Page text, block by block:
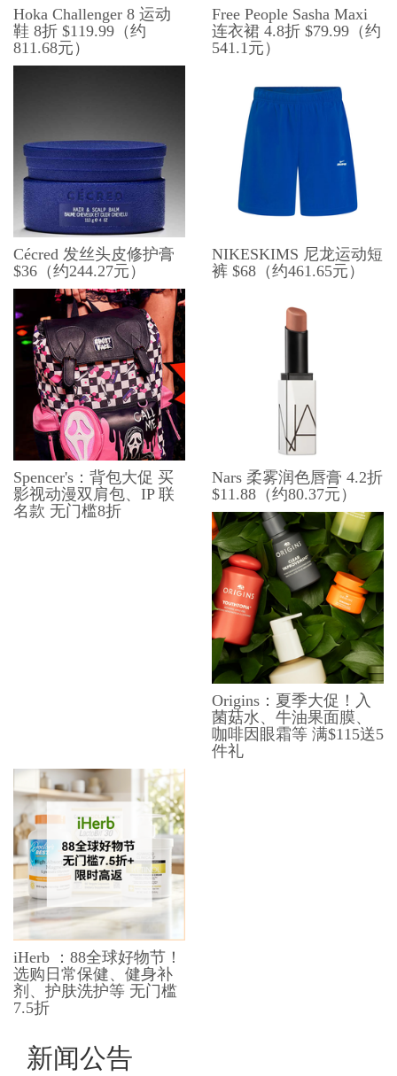
Hoka Challenger 8 运动
鞋 8折 $119.99（约
811.68元）
Free People Sasha Maxi
连衣裙 4.8折 $79.99（约
541.1元）
Cécred 发丝头皮修护膏
$36（约244.27元）
NIKESKIMS 尼龙运动短
裤 $68（约461.65元）
Spencer's：背包大促 买
影视动漫双肩包、​​IP 联
名款 无门槛8折
Nars 柔雾润色唇膏 4.2折
$11.88（约80.37元）
Origins：夏季大促！入
菌菇水、牛油果面膜、
咖啡因眼霜等 满$115送5
件礼
iHerb ：88全球好物节！
选购日常保健、健身补
剂、护肤洗护等 无门槛
7.5折
新闻公告